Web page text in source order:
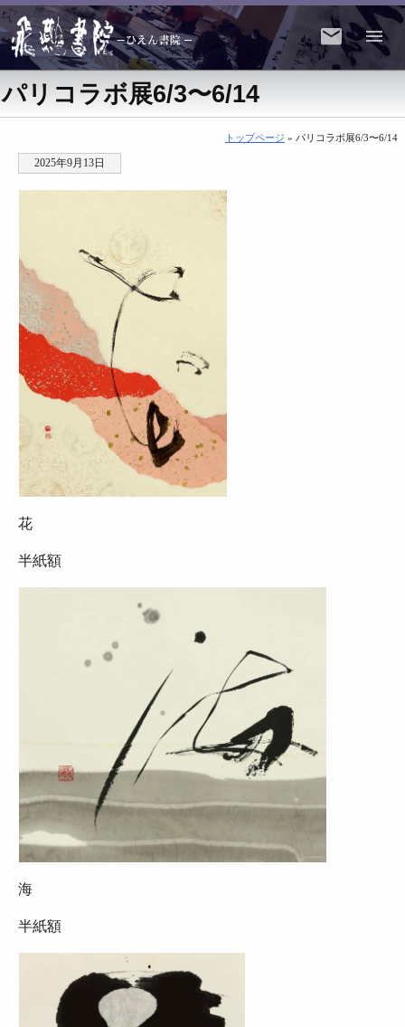
パリコラボ展6/3〜6/14
トップページ » パリコラボ展6/3〜6/14
2025年9月13日
花
半紙額
海
半紙額